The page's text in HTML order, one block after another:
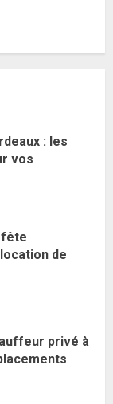
: les
vos
fête
de
privé à